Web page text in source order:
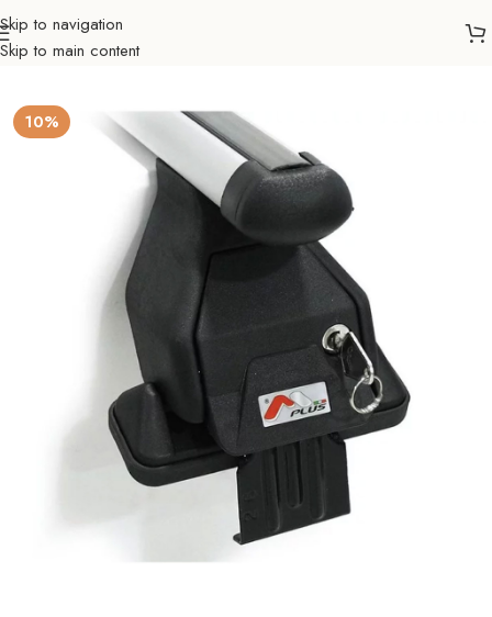
Skip to navigation
Skip to main content
Auto nosači Dodatna oprema
10%